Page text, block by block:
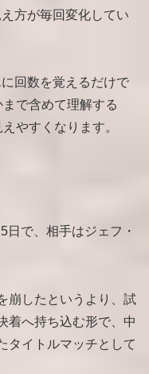
方が毎回変化してい
回数を覚えるだけで
で含めて理解する
やすくなります。
で、相手はジェフ・
崩したというより、試
着へ持ち込む形で、中
タイトルマッチとして